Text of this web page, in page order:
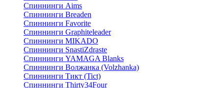
Спиннинги Aims
Спиннинги Breaden
Спиннинги Favorite
Спиннинги Graphiteleader
Спиннинги MIKADO
Спиннинги SnastiZdraste
Спиннинги YAMAGA Blanks
Спиннинги Волжанка (Volzhanka)
Спиннинги Тикт (Tict)
Спиннинги Thirty34Four